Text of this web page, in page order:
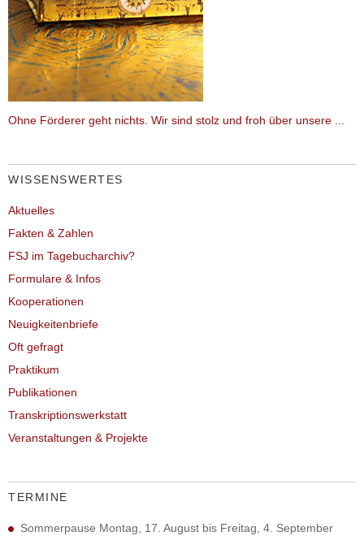
Ohne Förderer geht nichts. Wir sind stolz und froh über unsere ...
WISSENSWERTES
Aktuelles
Fakten & Zahlen
FSJ im Tagebucharchiv?
Formulare & Infos
Kooperationen
Neuigkeitenbriefe
Oft gefragt
Praktikum
Publikationen
Transkriptionswerkstatt
Veranstaltungen & Projekte
TERMINE
Sommerpause Montag, 17. August bis Freitag, 4. September